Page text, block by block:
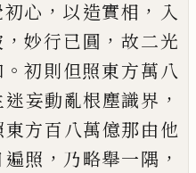
心 ， 以造實相 ， 入
， 妙行已圓 ， 故二光
。 初則但照東方萬八
妄動亂根塵識界 ，
東方百八萬億那由他
遍照 ， 乃略舉一隅 ，